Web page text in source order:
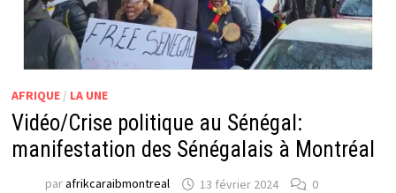
AFRIQUE/ LA UNE
Vidéo/Crise politique au Sénégal:
manifestation des Sénégalais à Montréal
parafrikcaraibmontreal 13 février 2024 0